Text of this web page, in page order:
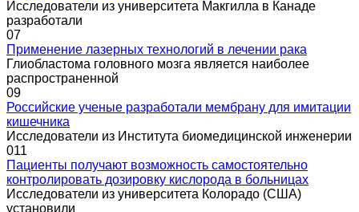
Исследователи из университета Макгилла в Канаде
разработали
07
Применение лазерных технологий в лечении рака
Глиобластома головного мозга является наиболее
распространенной
09
Российские ученые разработали мембрану для имитации
кишечника
Исследователи из Института биомедицинской инженерии
011
Пациенты получают возможность самостоятельно
контролировать дозировку кислорода в больницах
Исследователи из университета Колорадо (США)
установили